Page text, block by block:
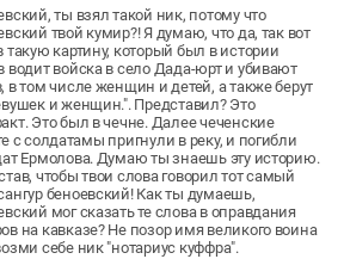
ты взял такой ник, потому что
твой кумир?! Я думаю, что да, так вот
такую картину, который был в истории
водит войска в село Дада-юрт и убивают
в том числе женщин и детей, а также берут
и женщин.". Представил? Это
Это был в чечне. Далее чеченские
с солдатамы пригнули в реку, и погибли
Ермолова. Думаю ты знаешь эту историю.
чтобы твои слова говорил тот самый
беноевский! Как ты думаешь,
мог сказать те слова в оправдания
на кавказе? Не позор имя великого воина
себе ник "нотариус куффра".